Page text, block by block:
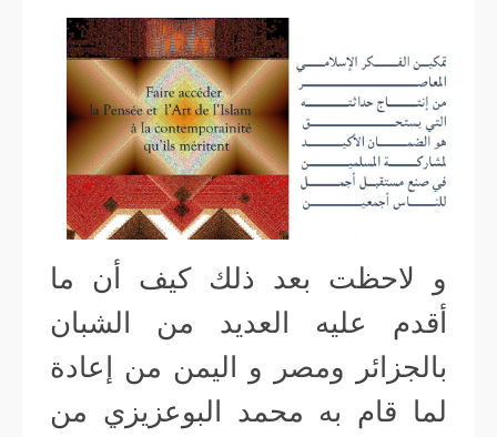
و لاحظت بعد ذلك كيف أن ما
أقدم عليه العديد من الشبان
بالجزائر ومصر و اليمن من إعادة
لما قام به محمد البوعزيزي من